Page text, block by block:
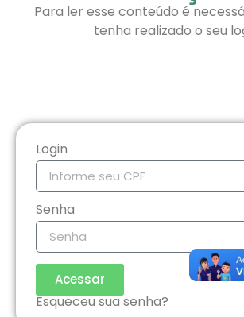
Para ler esse conteúdo é
tenha realizado o seu
Login
Senha
Acessar
Esqueceu sua senha?